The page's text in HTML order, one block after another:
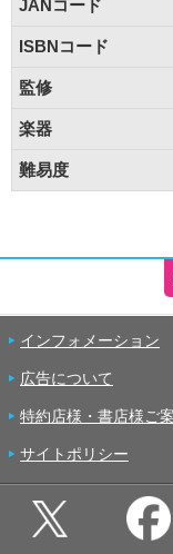
JANコード
ISBNコード
監修
楽器
難易度
インフォメーション
広告について
特約店様・書店様ご
サイトポリシー